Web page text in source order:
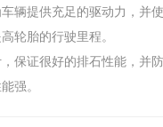
辆提供充足的驱动力，并使
轮胎的行驶里程。
保证很好的排石性能，并防
强。